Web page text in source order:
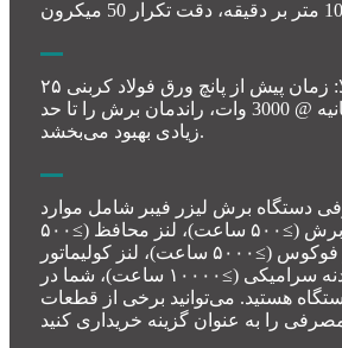
برش با سرعت بالا: زمان پیش از پانچ ورق فولاد کربنی ۲۵
میلی‌متری<3 ثانیه @ 3000 وات، راندمان برش را تا حد
زیادی بهبود می‌بخشد.
دستگاه برش لیزر فیبر شامل موارد
زیر است: نازل برش (≥۵۰۰ ساعت)، لنز محافظ (≥۵۰۰
ساعت)، لنز فوکوس (≥۵۰۰۰ ساعت)، لنز کولیماتور
(≥۵۰۰۰ ساعت)، بدنه سرامیکی (≥۱۰۰۰۰ ساعت)، شما در
هستید. می‌توانید برخی از قطعات